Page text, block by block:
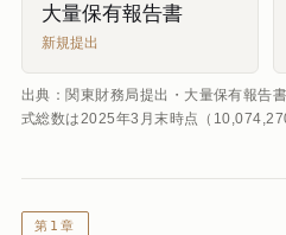
大量保有報告書
新規提出
出典：関東財務局提出・大量保有報告
式総数は2025年3月末時点（
第1章